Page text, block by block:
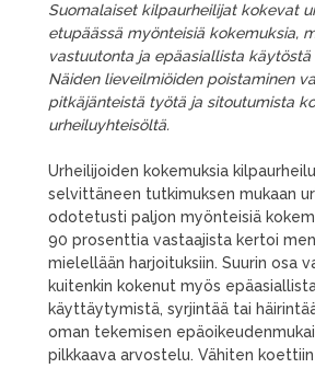
Suomalaiset kilpaurheilijat kokevat
etupäässä myönteisiä kokemuksia,
vastuutonta ja epäasiallista käytöstä
Näiden lieveilmiöiden poistaminen
pitkäjänteistä työtä ja sitoutumista
urheiluyhteisöltä.
Urheilijoiden kokemuksia
selvittäneen tutkimuksen mukaan
odotetusti paljon myönteisiä
90 prosenttia vastaajista kertoi
mielellään harjoituksiin. Suurin osa
kuitenkin kokenut myös
käyttäytymistä, syrjintää tai
oman tekemisen
pilkkaava arvostelu. Vähiten